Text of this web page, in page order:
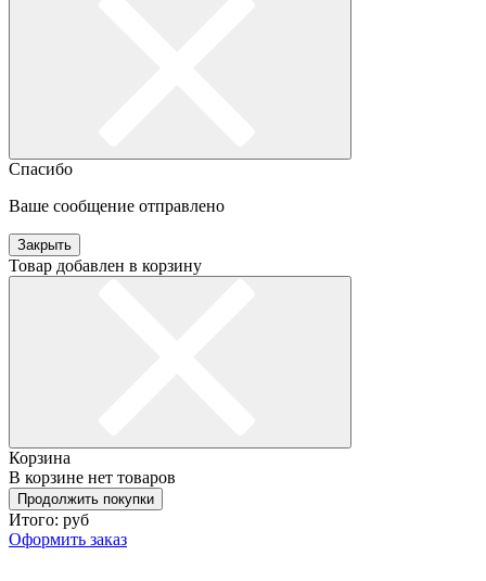
Спасибо
Ваше сообщение отправлено
Закрыть
Товар добавлен в корзину
Корзина
В корзине нет товаров
Продолжить покупки
Итого: руб
Оформить заказ